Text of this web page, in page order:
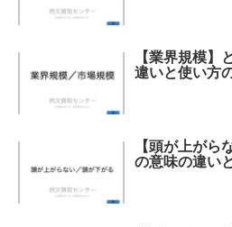
【業界規模】
違いと使い方
【頭が上がら
の意味の違い